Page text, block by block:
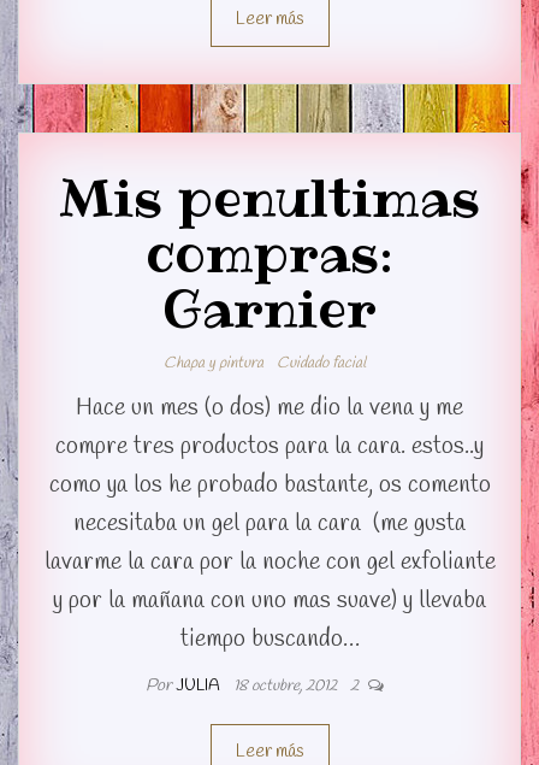
Leer más
Mis penultimas
compras:
Garnier
Chapa y pintura Cuidado facial
Hace un mes (o dos) me dio la vena y me
compre tres productos para la cara. estos..y
como ya los he probado bastante, os comento
necesitaba un gel para la cara (me gusta
lavarme la cara por la noche con gel exfoliante
y por la mañana con uno mas suave) y llevaba
tiempo buscando…
PorJULIA 18 octubre, 2012 2
Leer más